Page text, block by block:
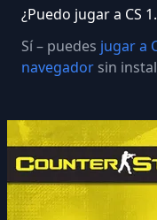
¿Puedo jugar a CS
Sí – puedes jugar a
navegador sin